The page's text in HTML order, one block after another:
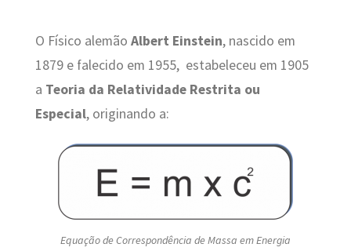
O Físico alemão Albert Einstein, nascido em
1879 e falecido em 1955, estabeleceu em 1905
a Teoria da Relatividade Restrita ou
Especial, originando a:
Equação de Correspondência de Massa em Energia